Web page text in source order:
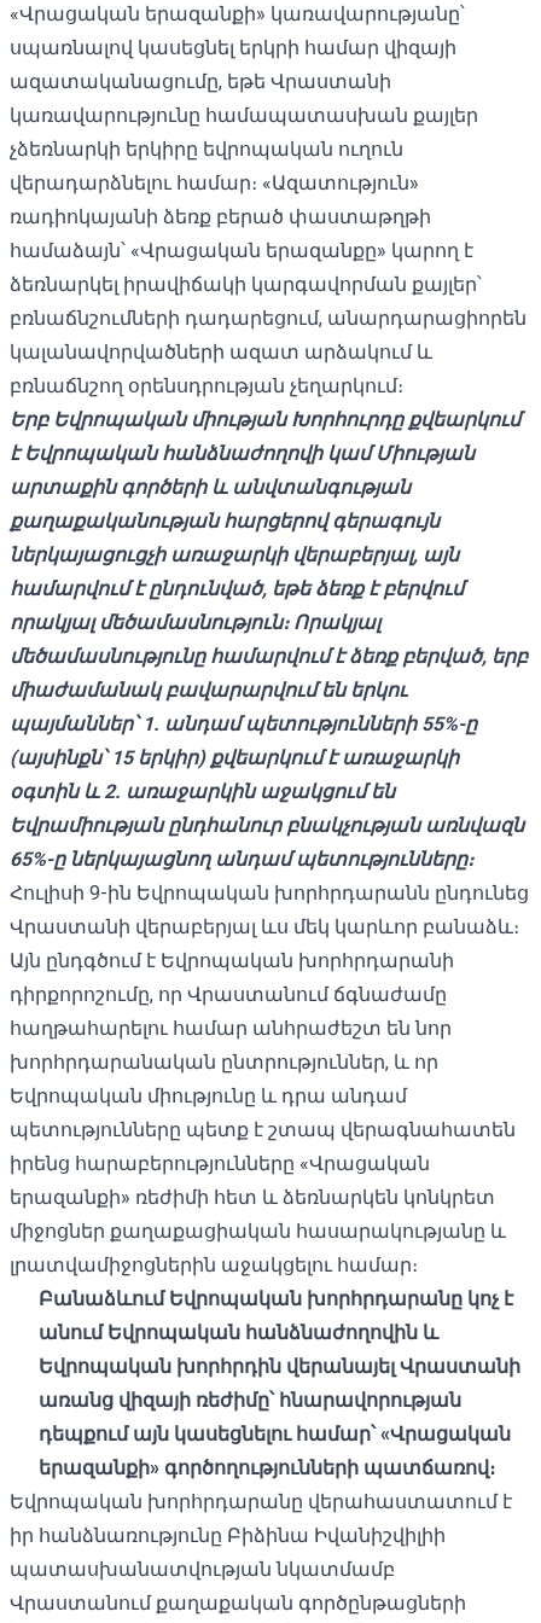
«Վրացական երազանքի» կառավարությանը՝
սպառնալով կասեցնել երկրի համար վիզայի
ազատականացումը, եթե Վրաստանի
կառավարությունը համապատասխան քայլեր
չձեռնարկի երկիրը եվրոպական ուղուն
վերադարձնելու համար։ «Ազատություն»
ռադիոկայանի ձեռք բերած փաստաթղթի
համաձայն՝ «Վրացական երազանքը» կարող է
ձեռնարկել իրավիճակի կարգավորման քայլեր՝
բռնաճնշումների դադարեցում, անարդարացիորեն
կալանավորվածների ազատ արձակում և
բռնաճնշող օրենսդրության չեղարկում։
Երբ Եվրոպական միության Խորհուրդը քվեարկում
է Եվրոպական հանձնաժողովի կամ Միության
արտաքին գործերի և անվտանգության
քաղաքականության հարցերով գերագույն
ներկայացուցչի առաջարկի վերաբերյալ, այն
համարվում է ընդունված, եթե ձեռք է բերվում
որակյալ մեծամասնություն։ Որակյալ
մեծամասնությունը համարվում է ձեռք բերված, երբ
միաժամանակ բավարարվում են երկու
պայմաններ՝ 1. անդամ պետությունների 55%-ը
(այսինքն՝ 15 երկիր) քվեարկում է առաջարկի
օգտին և 2. առաջարկին աջակցում են
Եվրամիության ընդհանուր բնակչության առնվազն
65%-ը ներկայացնող անդամ պետությունները։
Հուլիսի 9-ին Եվրոպական խորհրդարանն ընդունեց
Վրաստանի վերաբերյալ ևս մեկ կարևոր բանաձև։
Այն ընդգծում է Եվրոպական խորհրդարանի
դիրքորոշումը, որ Վրաստանում ճգնաժամը
հաղթահարելու համար անհրաժեշտ են նոր
խորհրդարանական ընտրություններ, և որ
Եվրոպական միությունը և դրա անդամ
պետությունները պետք է շտապ վերագնահատեն
իրենց հարաբերությունները «Վրացական
երազանքի» ռեժիմի հետ և ձեռնարկեն կոնկրետ
միջոցներ քաղաքացիական հասարակությանը և
լրատվամիջոցներին աջակցելու համար։
Բանաձևում Եվրոպական խորհրդարանը կոչ է
անում Եվրոպական հանձնաժողովին և
Եվրոպական խորհրդին վերանայել Վրաստանի
առանց վիզայի ռեժիմը՝ հնարավորության
դեպքում այն կասեցնելու համար՝ «Վրացական
երազանքի» գործողությունների պատճառով։
Եվրոպական խորհրդարանը վերահաստատում է
իր հանձնառությունը Բիձինա Իվանիշվիլիի
պատասխանատվության նկատմամբ
Վրաստանում քաղաքական գործընթացների